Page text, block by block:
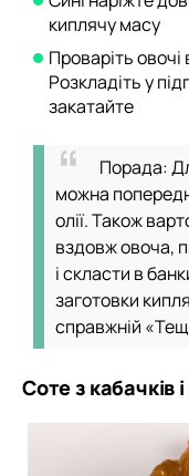
киплячу масу
Проваріть
Розкладіть у
закатайте
Порада:
можна
олії. Також
вздовж овоча,
і скласти в
заготовки
справжній
Соте з кабачків